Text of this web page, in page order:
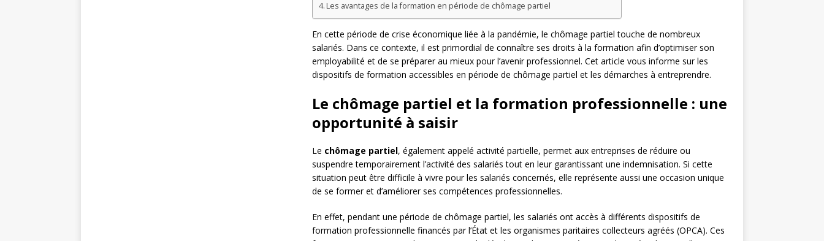
Les avantages de la formation en période de chômage partiel
En cette période de crise économique liée à la pandémie, le chômage partiel touche de nombreux
salariés. Dans ce contexte, il est primordial de connaître ses droits à la formation afin d’optimiser son
employabilité et de se préparer au mieux pour l’avenir professionnel. Cet article vous informe sur les
dispositifs de formation accessibles en période de chômage partiel et les démarches à entreprendre.
Le chômage partiel et la formation professionnelle : une
opportunité à saisir
Le chômage partiel, également appelé activité partielle, permet aux entreprises de réduire ou
suspendre temporairement l’activité des salariés tout en leur garantissant une indemnisation. Si cette
situation peut être difficile à vivre pour les salariés concernés, elle représente aussi une occasion unique
de se former et d’améliorer ses compétences professionnelles.
En effet, pendant une période de chômage partiel, les salariés ont accès à différents dispositifs de
formation professionnelle financés par l’État et les organismes paritaires collecteurs agréés (OPCA). Ces